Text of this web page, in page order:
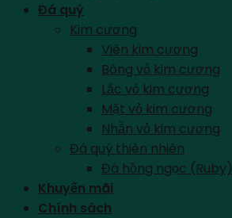
Đá quý
Kim cương
Viên kim cương
Bông vỏ kim cương
Lắc vỏ kim cương
Mặt vỏ kim cương
Nhẫn vỏ kim cương
Đá quý thiên nhiên
Đá hồng ngọc (Ruby)
Khuyến mãi
Chính sách